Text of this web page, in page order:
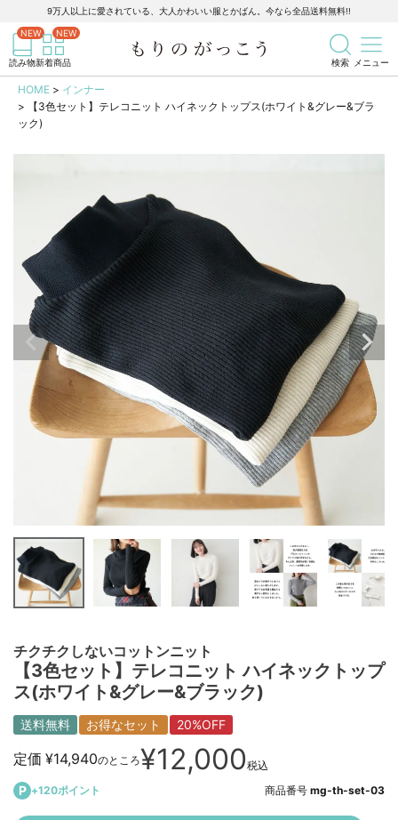
9万人以上に愛されている、大人かわいい服とかばん。今なら全品送料無料!!
読み物新着商品 検索 メニュー
商品を検索 記事を検索
HOME
インナー
【3色セット】テレコニット ハイネックトップス(ホワイト&グレー&ブラ
ック)
チクチクしないコットンニット
【3色セット】テレコニット ハイネックトップ
ス(ホワイト&グレー&ブラック)
送料無料 お得なセット 20%OFF
定価 ¥14,940のところ¥12,000税込
+120ポイント 商品番号 mg-th-set-03